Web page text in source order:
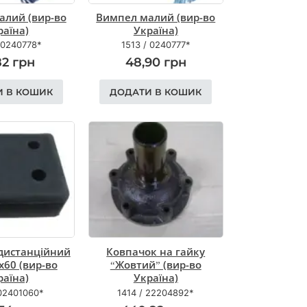
(вир-во
0240778*
грн
В КОШИК
Вимпел малий (вир-во
Україна)
1513/ 0240777*
48,90 грн
ДОДАТИ В КОШИК
(вир-во
Ковпачок на гайку
“Жовтий” (вир-во
Україна)
1414 / 22204892*